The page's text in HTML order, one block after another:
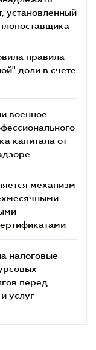
установленный
правила
доли в счете
военное
капитала от
механизм
налоговые
перед
услуг